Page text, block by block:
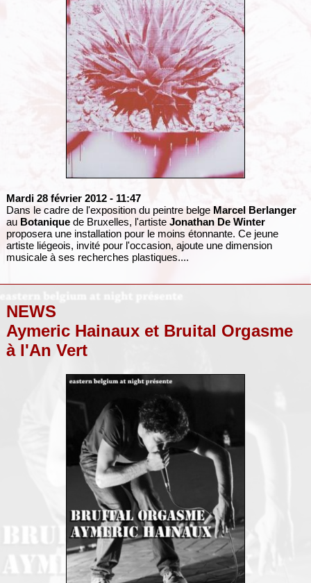
Mardi 28 février 2012 - 11:47
Dans le cadre de l'exposition du peintre belge Marcel Berlanger
au Botaniquede Bruxelles, l'artiste Jonathan De Winter
proposera une installation pour le moins étonnante. Ce jeune
artiste liégeois, invité pour l'occasion, ajoute une dimension
musicale à ses recherches plastiques....
NEWS
Aymeric Hainaux et Bruital Orgasme
à l'An Vert